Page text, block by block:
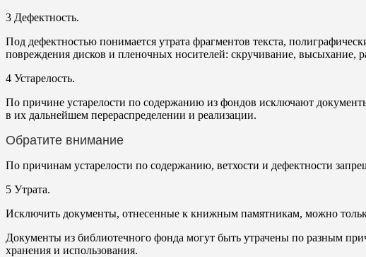
3 Дефектность.
Под дефектностью понимается утрата фрагментов текста,
повреждения дисков и пленочных носителей: скручивание, высыхание,
4 Устарелость.
По причине устарелости по содержанию из фондов исключают
в их дальнейшем перераспределении и реализации.
Обратите внимание
По причинам устарелости по содержанию, ветхости и дефектности
5 Утрата.
Исключить документы, отнесенные к книжным памятникам, можно
Документы из библиотечного фонда могут быть утрачены по разным
хранения и использования.